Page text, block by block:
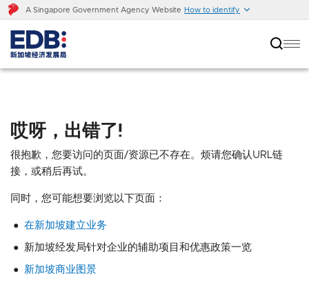
A Singapore Government Agency Website How to identify
哎呀，出错了!
很抱歉，您要访问的页面/资源已不存在。烦请您确认URL链
接，或稍后再试。
同时，您可能想要浏览以下页面：
在新加坡建立业务
新加坡经发局针对企业的辅助项目和优惠政策一览
新加坡商业图景